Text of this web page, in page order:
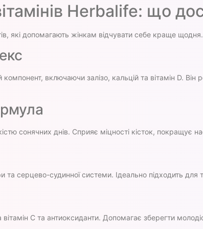
Herbalife: що
які допомагають жінкам відчувати себе краще
включаючи залізо, кальцій та вітамін D.
сонячних днів. Сприяє міцності кісток, покращує
та серцево-судинної системи. Ідеально підходить
С та антиоксиданти. Допомагає зберегти